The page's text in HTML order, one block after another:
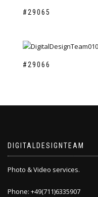
#29065
#29066
DIGITALDESIGNTEAM
Photo & Video services.
Phone: +49(711)6335907